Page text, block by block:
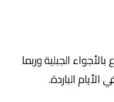
بالأجواء الجبلية وربما
الباردة.